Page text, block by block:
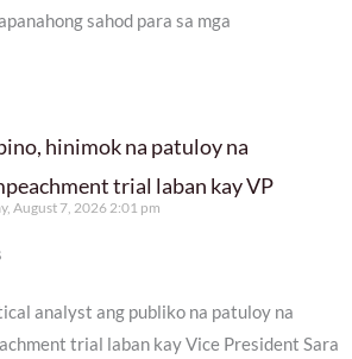
sahod para sa mga
hinimok na patuloy na
trial laban kay VP
August 7, 2026 2:01 pm
analyst ang publiko na patuloy na
trial laban kay Vice President Sara